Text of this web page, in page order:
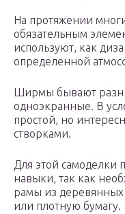
На протяжении
обязательным
используют, как
определенной
Ширмы бывают
одноэкранные. В
простой, но
створками.
Для этой самоделки
навыки, так как
рамы из деревянных
или плотную бумагу.